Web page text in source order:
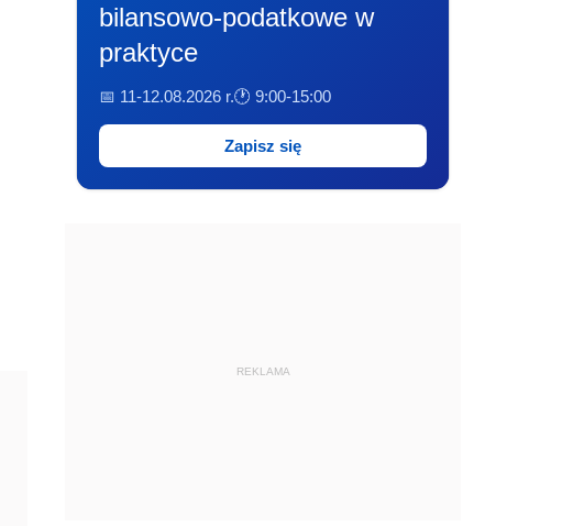
bilansowo-podatkowe w
praktyce
📅 11-12.08.2026 r.🕐 9:00-15:00
Zapisz się
REKLAMA